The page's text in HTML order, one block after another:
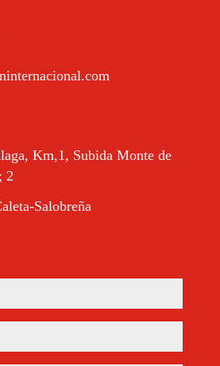
Km,1, Subida Monte de
2
Salobreña